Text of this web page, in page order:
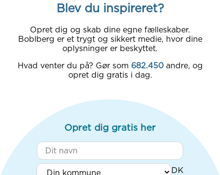
Blev du inspireret?
Opret dig og skab dine egne fælleskaber.
Boblberg er et trygt og sikkert medie, hvor dine
oplysninger er beskyttet.
Hvad venter du på? Gør som 682.450 andre, og
opret dig gratis i dag.
Opret dig gratis her